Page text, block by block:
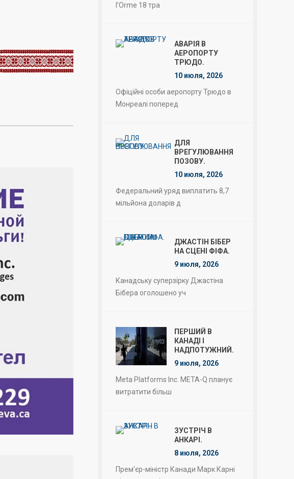
l’Orme 18 тра
АВАРІЯ В
АЕРОПОРТУ
ТРЮДО.
10 июля, 2026
Офіційні особи аеропорту Трюдо в
Монреалі поперед
ДЛЯ
ВРЕГУЛЮВАННЯ
ПОЗОВУ.
10 июля, 2026
Федеральний уряд виплатить 8,7
мільйона доларів д
ДЖАСТІН БІБЕР
НА СЦЕНІ ФІФА.
9 июля, 2026
Канадську суперзірку Джастіна
Бібера оголошено уч
ПЕРШИЙ В
КАНАДІ І
НАДПОТУЖНИЙ.
9 июля, 2026
Meta Platforms Inc. META-Q планує
витратити більш
ЗУСТРІЧ В
АНКАРІ.
8 июля, 2026
Прем'єр-міністр Канади Марк Карні